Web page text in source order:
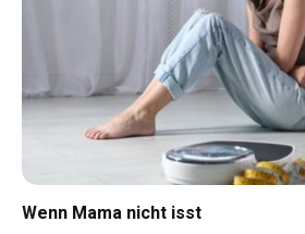
Wenn Mama nicht isst